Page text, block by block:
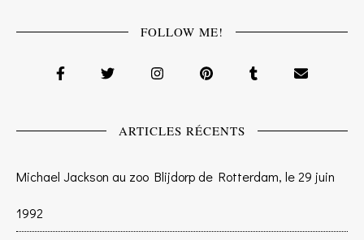
FOLLOW ME!
ARTICLES RÉCENTS
Michael Jackson au zoo Blijdorp de Rotterdam, le 29 juin
1992